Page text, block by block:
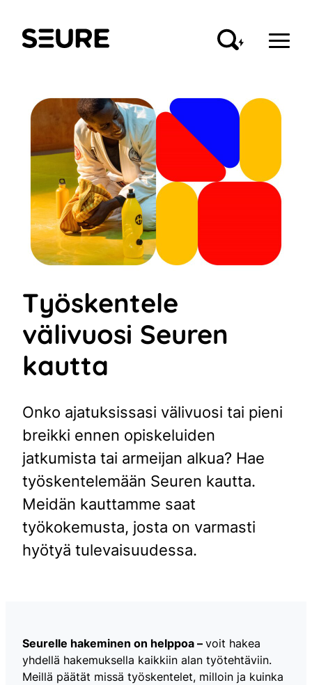
sisältöön
Seure
Työskentele
välivuosi Seuren
kautta
Onko ajatuksissasi välivuosi tai pieni
breikki ennen opiskeluiden
jatkumista tai armeijan alkua? Hae
työskentelemään Seuren kautta.
Meidän kauttamme saat
työkokemusta, josta on varmasti
hyötyä tulevaisuudessa.
Seurelle hakeminen on helppoa – voit hakea
yhdellä hakemuksella kaikkiin alan työtehtäviin.
Meillä päätät missä työskentelet, milloin ja kuinka